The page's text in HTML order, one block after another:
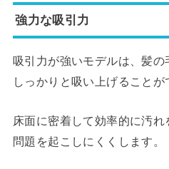
強力な吸引力
吸引力が強いモデルは、髪
しっかりと吸い上げることが
床面に密着して効率的に汚
問題を起こしにくくします。